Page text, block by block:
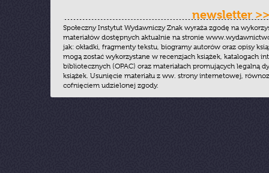
newsletter >>
Społeczny Instytut Wydawniczy Znak wyraża zgodę na
materiałów dostępnych aktualnie na stronie
jak: okładki, fragmenty tekstu, biogramy autorów oraz opisy
mogą zostać wykorzystane w recenzjach książek, katalogach
bibliotecznych (OPAC) oraz materiałach promujących legalną
książek. Usunięcie materiału z ww. strony internetowej,
cofnięciem udzielonej zgody.